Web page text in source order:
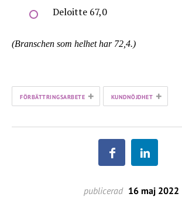
Deloitte 67,0
(Branschen som helhet har 72,4.)
FÖRBÄTTRINGSARBETE + KUNDNÖJDHET +
publicerad 16 maj 2022